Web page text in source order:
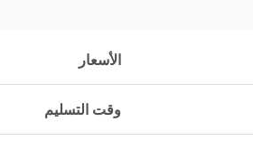
الأسعار
وقت التسليم